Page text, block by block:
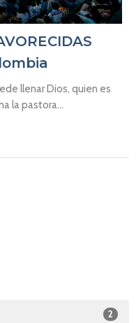
llenar Dios, quien es
la pastora...
2